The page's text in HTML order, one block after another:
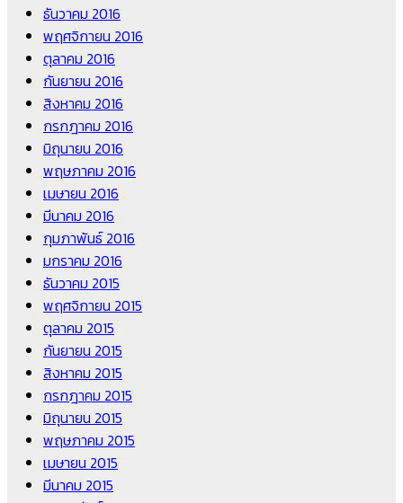
ธันวาคม 2016
พฤศจิกายน 2016
ตุลาคม 2016
กันยายน 2016
สิงหาคม 2016
กรกฎาคม 2016
มิถุนายน 2016
พฤษภาคม 2016
เมษายน 2016
มีนาคม 2016
กุมภาพันธ์ 2016
มกราคม 2016
ธันวาคม 2015
พฤศจิกายน 2015
ตุลาคม 2015
กันยายน 2015
สิงหาคม 2015
กรกฎาคม 2015
มิถุนายน 2015
พฤษภาคม 2015
เมษายน 2015
มีนาคม 2015